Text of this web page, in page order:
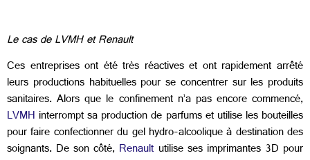
Le cas de LVMH et Renault
Ces entreprises ont été très réactives et ont rapidement arrêté
leurs productions habituelles pour se concentrer sur les produits
sanitaires. Alors que le confinement n’a pas encore commencé,
LVMH interrompt sa production de parfums et utilise les bouteilles
pour faire confectionner du gel hydro-alcoolique à destination des
soignants. De son côté, Renault utilise ses imprimantes 3D pour